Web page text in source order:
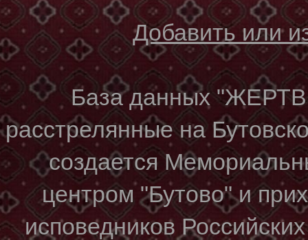
Добавить или
База данных
расстрелянные на
создается
центром "Бутово" и
исповедников